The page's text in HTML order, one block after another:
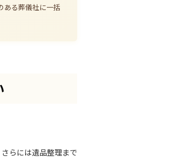
ある葬儀社に一括
らには遺品整理まで